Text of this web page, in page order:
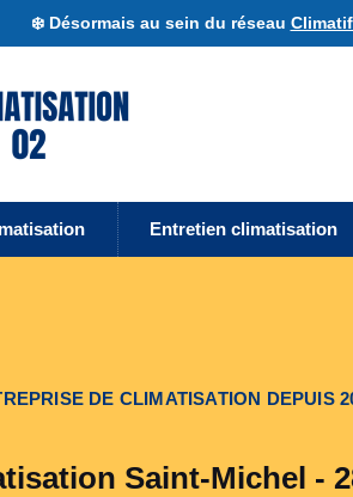
❄️ Désormais au sein du réseau
Entretien climatisation
DE CLIMATISATION DEPUIS
Saint-Michel -